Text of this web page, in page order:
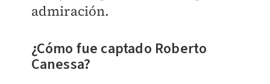
admiración.
¿Cómo fue captado Roberto
Canessa?